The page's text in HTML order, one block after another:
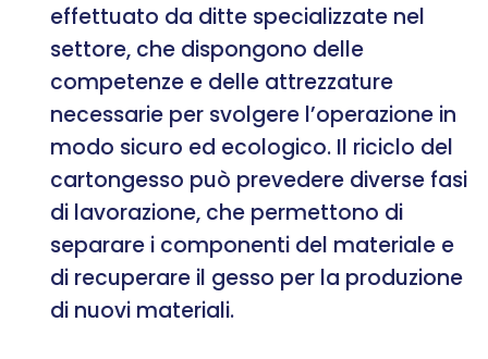
effettuato da ditte specializzate nel
settore, che dispongono delle
competenze e delle attrezzature
necessarie per svolgere l’operazione in
modo sicuro ed ecologico. Il riciclo del
cartongesso può prevedere diverse fasi
di lavorazione, che permettono di
separare i componenti del materiale e
di recuperare il gesso per la produzione
di nuovi materiali.